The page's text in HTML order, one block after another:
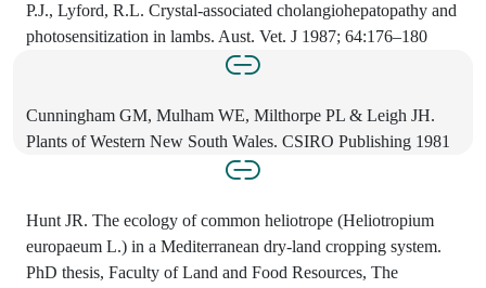
P.J., Lyford, R.L. Crystal-associated cholangiohepatopathy and
photosensitization in lambs. Aust. Vet. J 1987; 64:176–180
Cunningham GM, Mulham WE, Milthorpe PL & Leigh JH.
Plants of Western New South Wales. CSIRO Publishing 1981
Hunt JR. The ecology of common heliotrope (Heliotropium
europaeum L.) in a Mediterranean dry-land cropping system.
PhD thesis, Faculty of Land and Food Resources, The